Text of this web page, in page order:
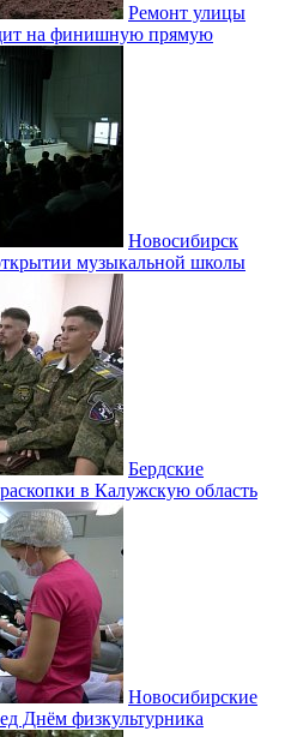
Ремонт улицы
на финишную прямую
Новосибирск
музыкальной школы
Бердские
в Калужскую область
Новосибирские
Днём физкультурника